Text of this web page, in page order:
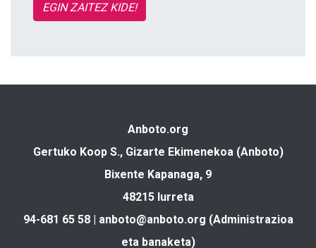
EGIN ZAITEZ KIDE!
Anboto.org
Gertuko Koop S., Gizarte Ekimenekoa (Anboto)
Bixente Kapanaga, 9
48215 Iurreta
94-681 65 58 | anboto@anboto.org (Administrazioa
eta banaketa)